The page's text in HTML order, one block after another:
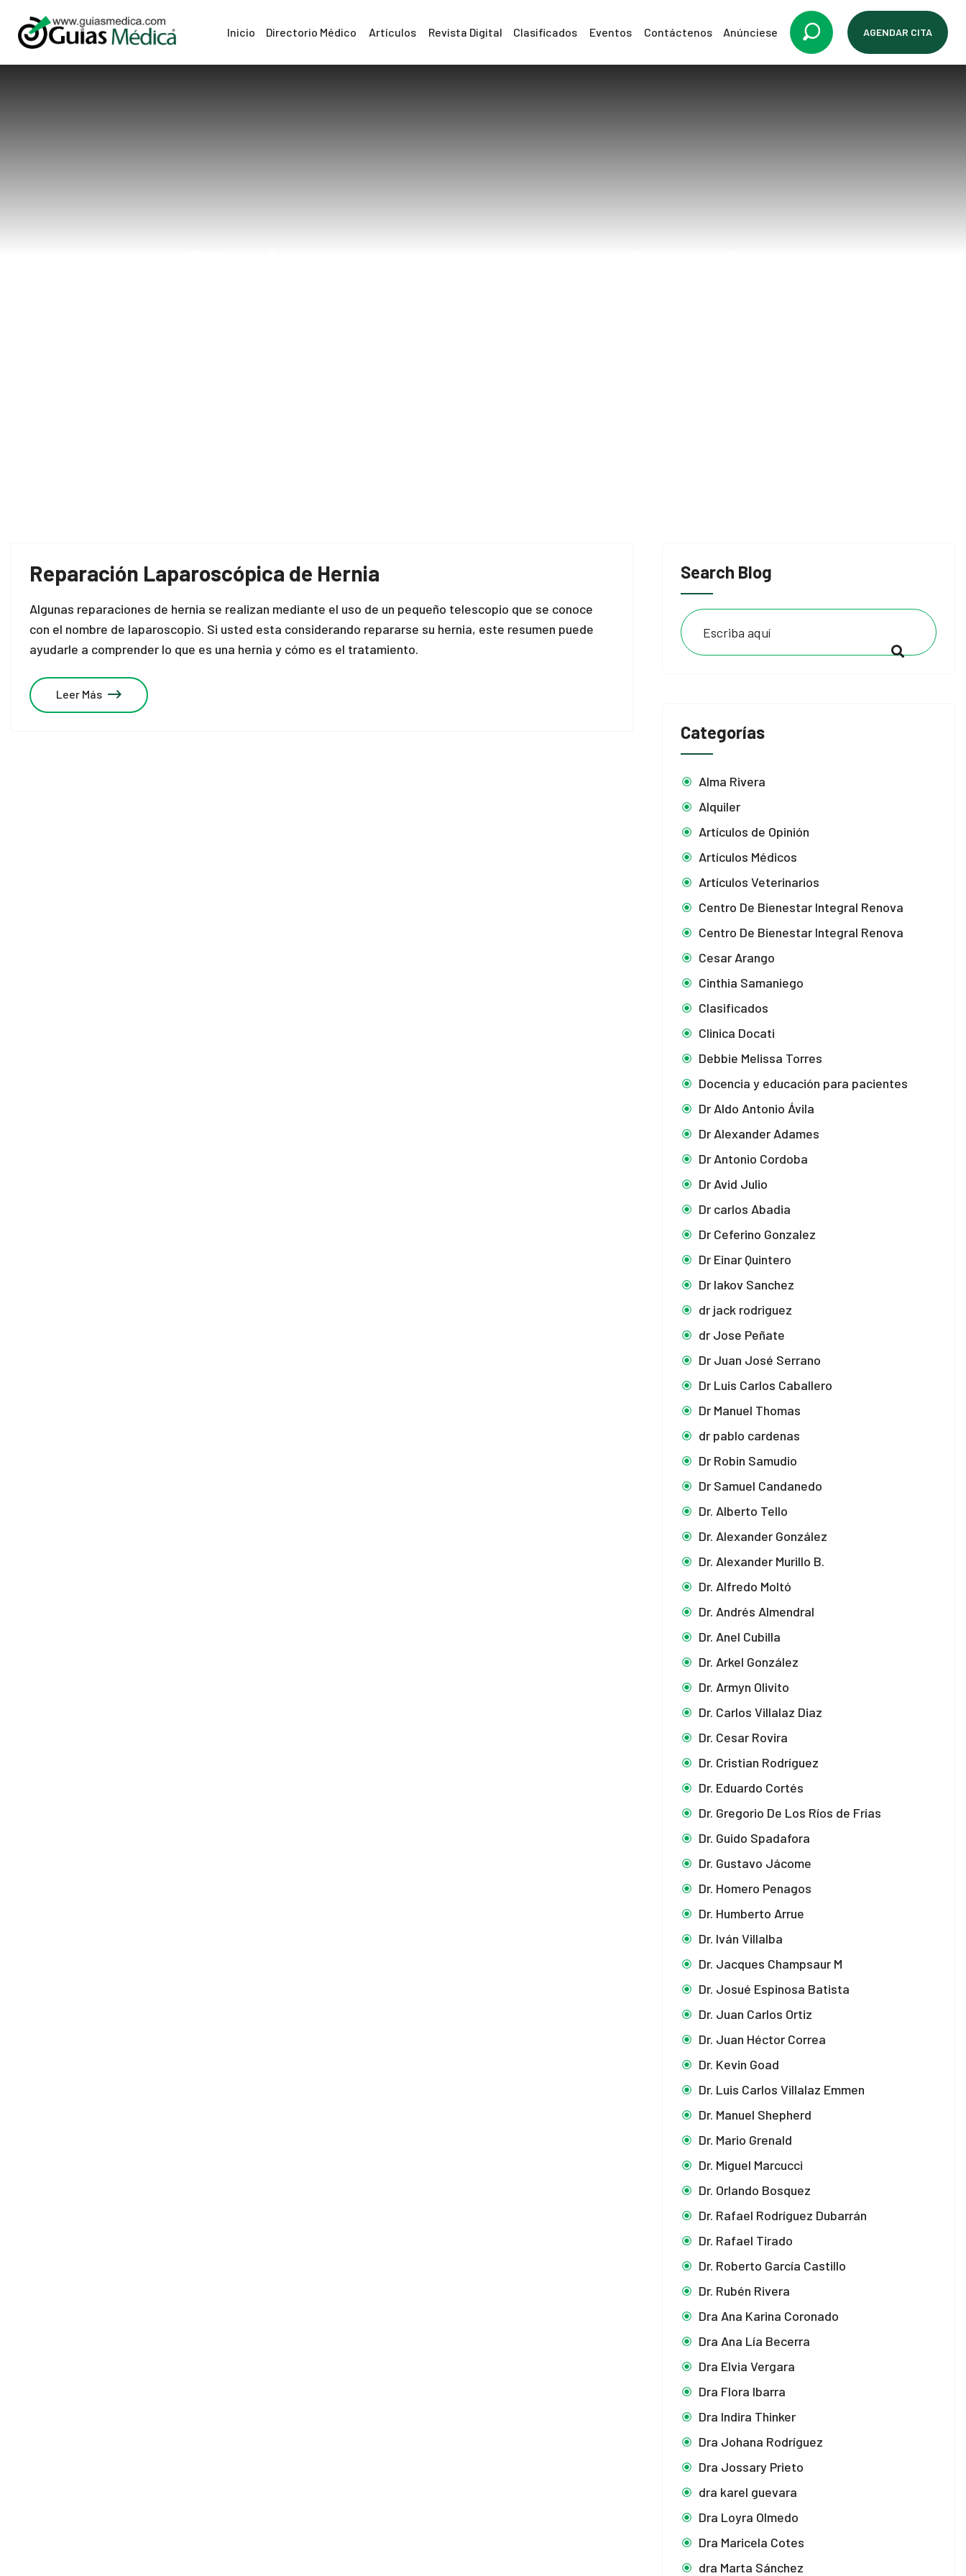
Inicio Directorio Médico Artículos Revista Digital Clasificados Eventos Contáctenos Anúnciese AGENDAR CITA
Search Blog
Categorías
Alma Rivera
Alquiler
Artículos de Opinión
Artículos Médicos
Artículos Veterinarios
Centro De Bienestar Integral Renova
Centro De Bienestar Integral Renova
Cesar Arango
Cinthia Samaniego
Clasificados
Clinica Docati
Debbie Melissa Torres
Docencia y educación para pacientes
Dr Aldo Antonio Ávila
Dr Alexander Adames
Dr Antonio Cordoba
Dr Avid Julio
Dr carlos Abadia
Dr Ceferino Gonzalez
Dr Einar Quintero
Dr Iakov Sanchez
dr jack rodriguez
dr Jose Peñate
Dr Juan José Serrano
Dr Luis Carlos Caballero
Dr Manuel Thomas
dr pablo cardenas
Dr Robin Samudio
Dr Samuel Candanedo
Dr. Alberto Tello
Dr. Alexander González
Dr. Alexander Murillo B.
Dr. Alfredo Moltó
Dr. Andrés Almendral
Dr. Anel Cubilla
Dr. Arkel González
Dr. Armyn Olivito
Dr. Carlos Villalaz Diaz
Dr. Cesar Rovira
Dr. Cristian Rodríguez
Dr. Eduardo Cortés
Dr. Gregorio De Los Ríos de Frías
Dr. Guido Spadafora
Dr. Gustavo Jácome
Dr. Homero Penagos
Dr. Humberto Arrue
Dr. Iván Villalba
Dr. Jacques Champsaur M
Dr. Josué Espinosa Batista
Dr. Juan Carlos Ortiz
Dr. Juan Héctor Correa
Dr. Kevin Goad
Dr. Luis Carlos Villalaz Emmen
Dr. Manuel Shepherd
Dr. Mario Grenald
Dr. Miguel Marcucci
Dr. Orlando Bosquez
Dr. Rafael Rodríguez Dubarrán
Dr. Rafael Tirado
Dr. Roberto García Castillo
Dr. Rubén Rivera
Dra Ana Karina Coronado
Dra Ana Lía Becerra
Dra Elvia Vergara
Dra Flora Ibarra
Dra Indira Thinker
Dra Johana Rodríguez
Dra Jossary Prieto
dra karel guevara
Dra Loyra Olmedo
Dra Maricela Cotes
dra Marta Sánchez
Reparación Laparoscópica de Hernia
Algunas reparaciones de hernia se realizan mediante el uso de un pequeño telescopio que se conoce
con el nombre de laparoscopio. Si usted esta considerando repararse su hernia, este resumen puede
ayudarle a comprender lo que es una hernia y cómo es el tratamiento.
Leer Más